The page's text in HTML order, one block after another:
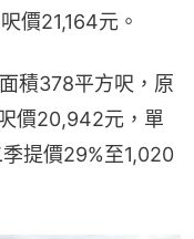
價21,164元。
積378平方呎，原
價20,942元，單
提價29%至1,020